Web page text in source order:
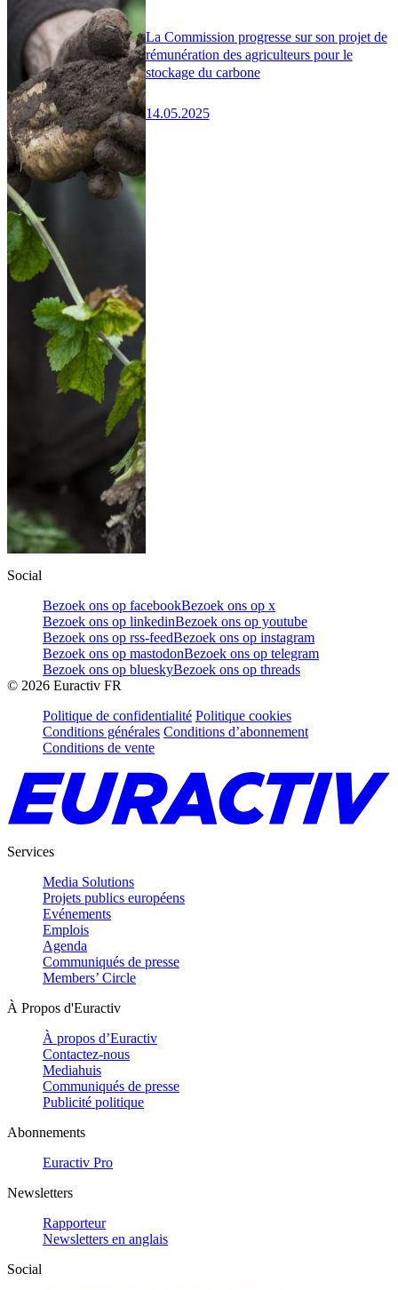
La Commission progresse sur son projet de
rémunération des agriculteurs pour le
stockage du carbone
14.05.2025
Social
Bezoek ons op facebookBezoek ons op x
Bezoek ons op linkedinBezoek ons op youtube
Bezoek ons op rss-feedBezoek ons op instagram
Bezoek ons op mastodonBezoek ons op telegram
Bezoek ons op blueskyBezoek ons op threads
© 2026 Euractiv FR
Politique de confidentialité Politique cookies
Conditions générales Conditions d’abonnement
Conditions de vente
Services
Media Solutions
Projets publics européens
Evénements
Emplois
Agenda
Communiqués de presse
Members’ Circle
À Propos d'Euractiv
À propos d’Euractiv
Contactez-nous
Mediahuis
Communiqués de presse
Publicité politique
Abonnements
Euractiv Pro
Newsletters
Rapporteur
Newsletters en anglais
Social